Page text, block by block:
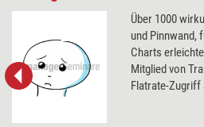
Über 1000
und Pinnwand,
Charts
Mitglied von
Flatrate-Zugriff